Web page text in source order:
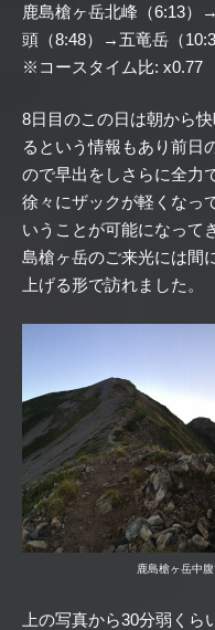
鹿島槍ヶ岳北峰（6:13
頭（8:48）→五竜岳（
※コースタイム比: x0.77
8日目のこの日は朝から
るという情報もあり前日
ので早出をしさらに全力
徐々にザックが軽くなっ
いうことが可能になって
島槍ヶ岳のご来光には間
上げる形で訪れました。
鹿島槍ヶ岳中
上の写真から30分弱く